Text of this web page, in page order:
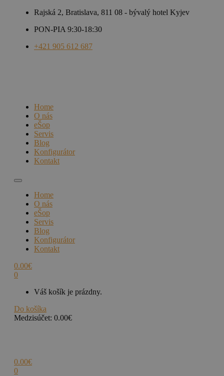
Rajská 2, Bratislava, 811 08 - bývalý hotel Kyjev
PON-PIA 9:30-18:30
+421 905 612 687
Home
O nás
eŠop
Servis
Blog
Konfigurátor
Kontakt
Home
O nás
eŠop
Servis
Blog
Konfigurátor
Kontakt
0.00€
0
Váš košík je prázdny.
Do košíka
Medzisúčet: 0.00€
0.00€
0